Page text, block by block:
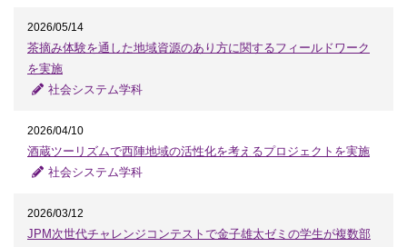
2026/05/14
茶摘み体験を通した地域資源のあり方に関するフィールドワーク
を実施
社会システム学科
2026/04/10
酒蔵ツーリズムで西陣地域の活性化を考えるプロジェクトを実施
社会システム学科
2026/03/12
JPM次世代チャレンジコンテストで金子雄太ゼミの学生が複数部